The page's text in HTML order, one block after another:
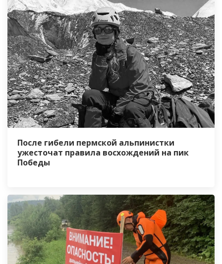
После гибели пермской альпинистки
ужесточат правила восхождений на пик
Победы